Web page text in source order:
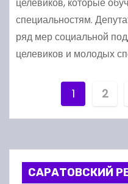
специальностям.
ряд мер социальной
целевиков и молодых
а
г
и
1 2
САРАТОВСКИЙ